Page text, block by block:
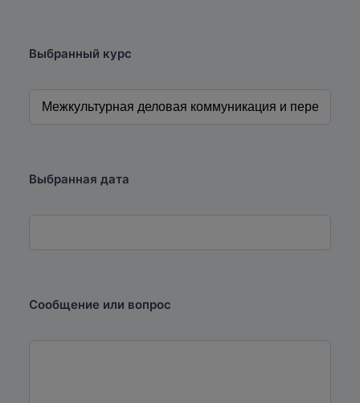
Выбранный курс
Выбранная дата
Сообщение или вопрос